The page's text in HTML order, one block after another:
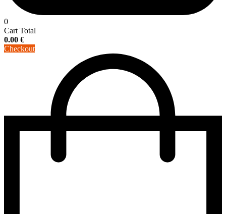
0
Cart Total
0.00 €
Checkout